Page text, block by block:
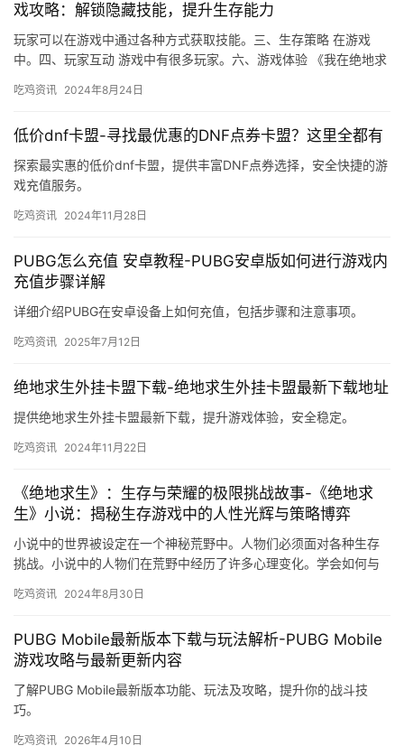
戏攻略：解锁隐藏技能，提升生存能力
玩家可以在游戏中通过各种方式获取技能。三、生存策略 在游戏
中。四、玩家互动 游戏中有很多玩家。六、游戏体验 《我在绝地求
吃鸡资讯 2024年8月24日
低价dnf卡盟-寻找最优惠的DNF点券卡盟？这里全都有
探索最实惠的低价dnf卡盟，提供丰富DNF点券选择，安全快捷的游
戏充值服务。
吃鸡资讯 2024年11月28日
PUBG怎么充值 安卓教程-PUBG安卓版如何进行游戏内
充值步骤详解
详细介绍PUBG在安卓设备上如何充值，包括步骤和注意事项。
吃鸡资讯 2025年7月12日
绝地求生外挂卡盟下载-绝地求生外挂卡盟最新下载地址
提供绝地求生外挂卡盟最新下载，提升游戏体验，安全稳定。
吃鸡资讯 2024年11月22日
《绝地求生》：生存与荣耀的极限挑战故事-《绝地求
生》小说：揭秘生存游戏中的人性光辉与策略博弈
小说中的世界被设定在一个神秘荒野中。人物们必须面对各种生存
挑战。小说中的人物们在荒野中经历了许多心理变化。学会如何与
吃鸡资讯 2024年8月30日
PUBG Mobile最新版本下载与玩法解析-PUBG Mobile
游戏攻略与最新更新内容
了解PUBG Mobile最新版本功能、玩法及攻略，提升你的战斗技
巧。
吃鸡资讯 2026年4月10日